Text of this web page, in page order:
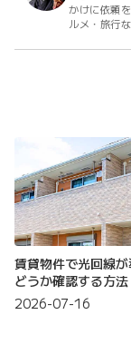
かけに依頼
ルメ・旅行
賃貸物件で光回線
どうか確認する方法
2026-07-16